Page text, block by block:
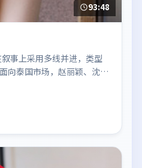
93:48
事上采用多线并进，类型
向泰国市场，赵丽颖、沈
推动关键反转，结尾留白引